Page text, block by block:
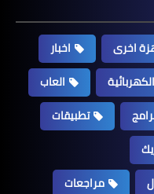
اخرى
اخبار
العاب
تطبيقات
مراجعات